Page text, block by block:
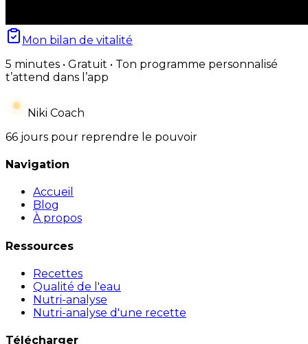
Mon bilan de vitalité
5 minutes • Gratuit • Ton programme personnalisé
t’attend dans l’app
Niki Coach
66 jours pour reprendre le pouvoir
Navigation
Accueil
Blog
À propos
Ressources
Recettes
Qualité de l'eau
Nutri-analyse
Nutri-analyse d'une recette
Télécharger